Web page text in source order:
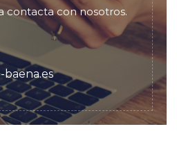
contacta con nosotros.
baena.es